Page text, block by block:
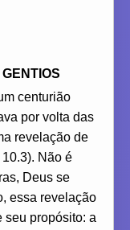
centurião
por volta das
revelação de
Não é
Deus se
essa revelação
seu propósito: a